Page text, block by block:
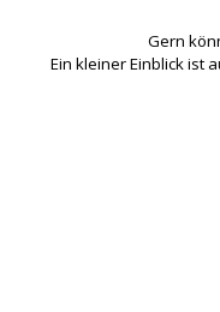
Gern
Ein kleiner Einblick ist